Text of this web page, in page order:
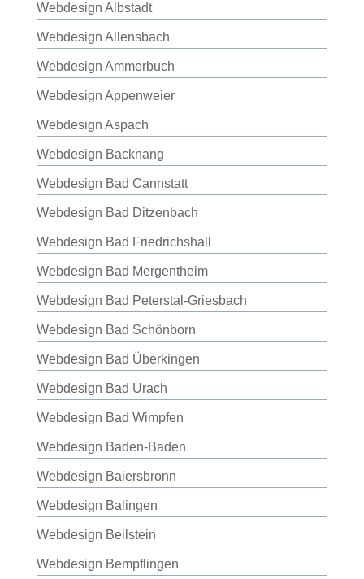
Webdesign Albstadt
Webdesign Allensbach
Webdesign Ammerbuch
Webdesign Appenweier
Webdesign Aspach
Webdesign Backnang
Webdesign Bad Cannstatt
Webdesign Bad Ditzenbach
Webdesign Bad Friedrichshall
Webdesign Bad Mergentheim
Webdesign Bad Peterstal-Griesbach
Webdesign Bad Schönborn
Webdesign Bad Überkingen
Webdesign Bad Urach
Webdesign Bad Wimpfen
Webdesign Baden-Baden
Webdesign Baiersbronn
Webdesign Balingen
Webdesign Beilstein
Webdesign Bempflingen